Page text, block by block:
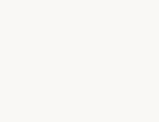
リフォームをワン